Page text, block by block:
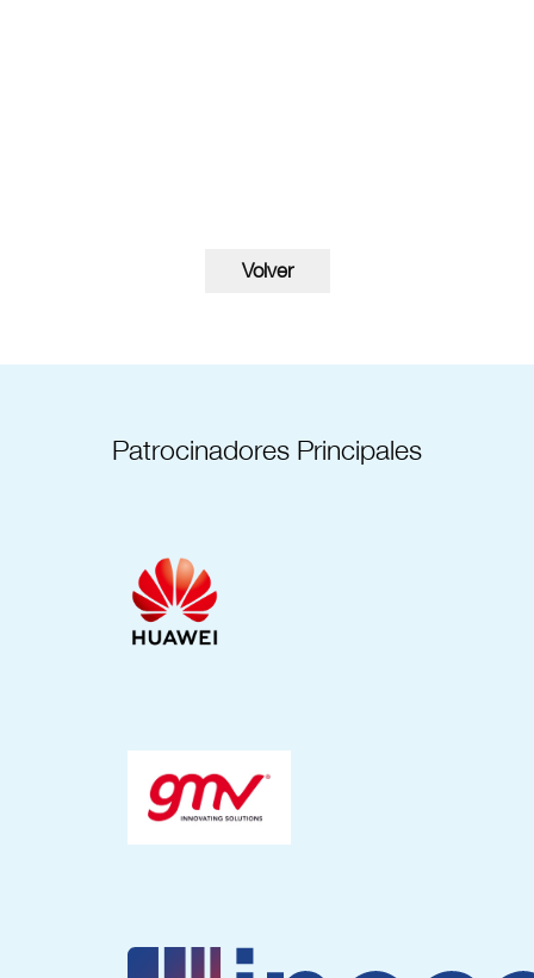
Patrocinadores Principales